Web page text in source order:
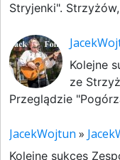
Stryjenki".
Kolejne
ze
Przeglądzie
JacekWojtun »
Kolejne sukces